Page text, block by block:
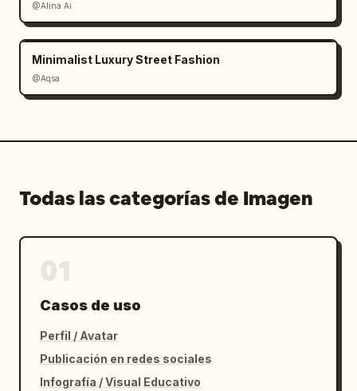
@Alina Ai
Minimalist Luxury Street Fashion
@Aqsa
Todas las categorías de Imagen
Casos de uso
Perfil / Avatar
Publicación en redes sociales
Infografía / Visual Educativo